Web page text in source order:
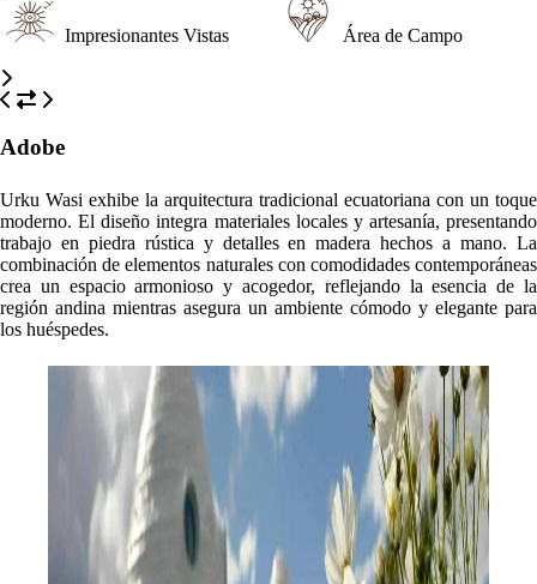
Impresionantes Vistas Área de Campo
Adobe
Urku Wasi exhibe la arquitectura tradicional ecuatoriana con un toque
moderno. El diseño integra materiales locales y artesanía, presentando
trabajo en piedra rústica y detalles en madera hechos a mano. La
combinación de elementos naturales con comodidades contemporáneas
crea un espacio armonioso y acogedor, reflejando la esencia de la
región andina mientras asegura un ambiente cómodo y elegante para
los huéspedes.